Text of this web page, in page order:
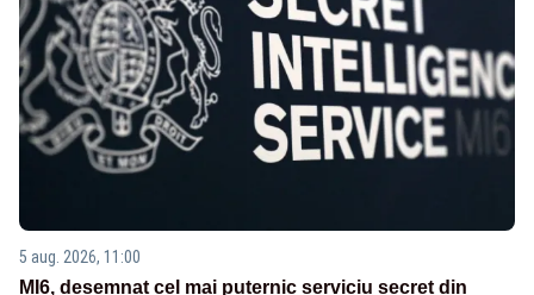
5 aug. 2026, 11:00
MI6, desemnat cel mai puternic serviciu secret din